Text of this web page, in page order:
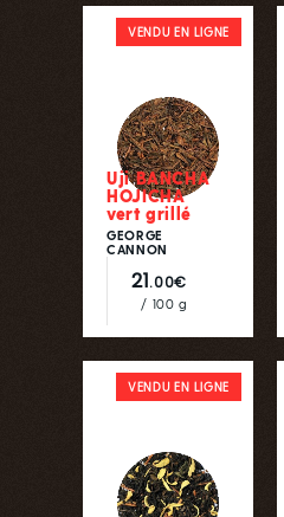
VENDU EN LIGNE
Uji BANCHA
HOJICHA
vert grillé
GEORGE
CANNON
21.00€
/ 100 g
VENDU EN LIGNE